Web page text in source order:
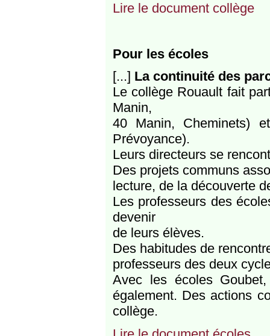
Lire le document collège
Pour les écoles
[...] La continuité des
Le collège Rouault fait
Manin,
40 Manin, Cheminets)
Prévoyance).
Leurs directeurs se
Des projets communs
lecture, de la découverte
Les professeurs des
devenir
de leurs élèves.
Des habitudes de
professeurs des deux
Avec les écoles
également. Des actions
collège.